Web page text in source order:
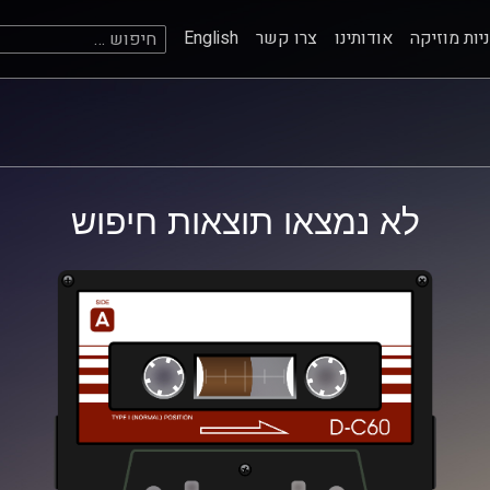
מוזיקה אודותינו צרו קשר English חיפוש:
לא נמצאו תוצאות חיפוש